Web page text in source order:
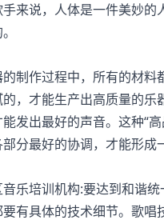
说，人体是一件美妙的
作过程中，所有的材料
，才能生产出高质量的
发出最好的声音。这种“
分最好的协调，才能形成
培训机构:要达到和谐统
有具体的技术细节。歌